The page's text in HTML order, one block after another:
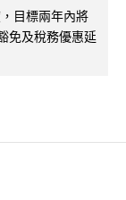
目標兩年內將
免及稅務優惠延